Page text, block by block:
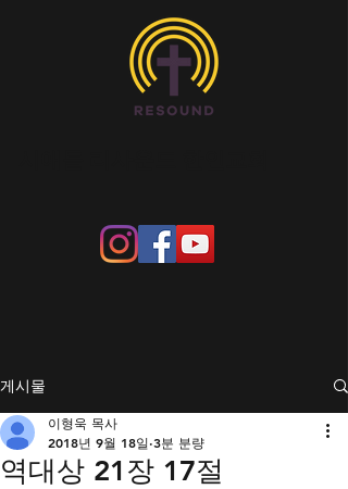
게시물
역대상 21장 17절
이형욱 목사
2018년 9월 18일 3분 분량